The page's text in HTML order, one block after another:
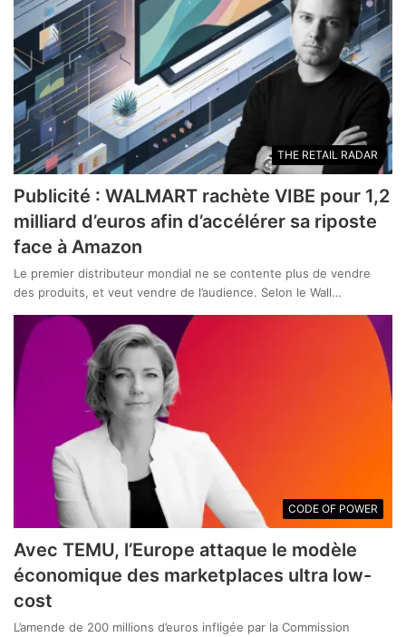
THE RETAIL RADAR
Publicité : WALMART rachète VIBE pour 1,2
milliard d’euros afin d’accélérer sa riposte
face à Amazon
Le premier distributeur mondial ne se contente plus de vendre
des produits, et veut vendre de l’audience. Selon le Wall…
CODE OF POWER
Avec TEMU, l’Europe attaque le modèle
économique des marketplaces ultra low-
cost
L’amende de 200 millions d’euros infligée par la Commission